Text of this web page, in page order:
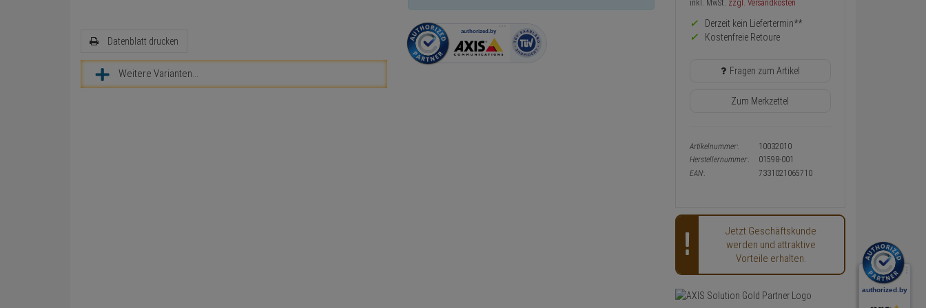
Datenblatt drucken
Weitere Varianten...
Preis,
und
Warenkorb-
inkl. MwSt. zzgl. Versandkosten
Derzeit kein Liefertermin**
Kostenfreie Retoure
Fragen zum Artikel
Zum Merkzettel
Artikelnummer:
10032010
Herstellernummer:
01598-001
EAN:
7331021065710
Jetzt Geschäftskunde
werden und attraktive
Vorteile erhalten.